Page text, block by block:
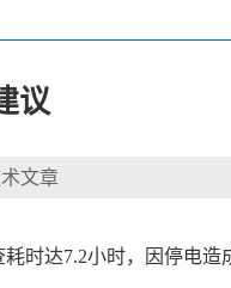
议
文章
时达7.2小时，因停电